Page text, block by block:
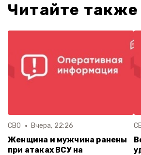
Читайте также
СВО Вчера, 22:26
Женщина и мужчина ранены
при атаках ВСУ на